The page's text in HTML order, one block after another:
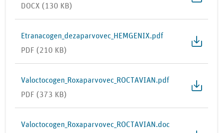
DOCX (130 KB)
Etranacogen_dezaparvovec_HEMGENIX.pdf
PDF (210 KB)
Valoctocogen_Roxaparvovec_ROCTAVIAN.pdf
PDF (373 KB)
Valoctocogen_Roxaparvovec_ROCTAVIAN.doc